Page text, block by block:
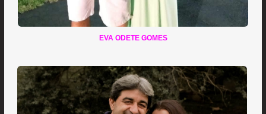
EVA ODETE GOMES